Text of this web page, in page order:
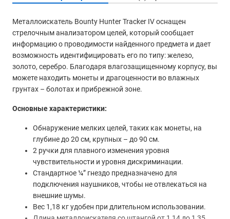
Металлоискатель Bounty Hunter Tracker IV оснащен
стрелочным анализатором целей, который сообщает
информацию о проводимости найденного предмета и дает
возможность идентифицировать его по типу: железо,
золото, серебро. Благодаря влагозащищенному корпусу, вы
можете находить монеты и драгоценности во влажных
грунтах – болотах и прибрежной зоне.
Основные характеристики:
Обнаружение мелких целей, таких как монеты, на
глубине до 20 см, крупных – до 90 см.
2 ручки для плавного изменения уровня
чувствительности и уровня дискриминации.
Стандартное ¼” гнездо предназначено для
подключения наушников, чтобы не отвлекаться на
внешние шумы.
Вес 1,18 кг удобен при длительном использовании.